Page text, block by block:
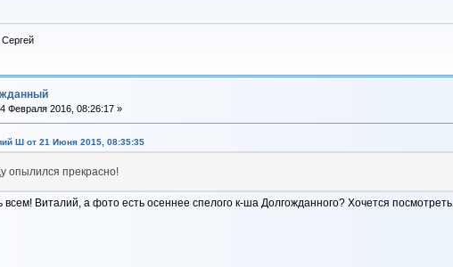
Февраля 2016, 08:26:17 »
Ш от 21 Июня 2015, 08:35:35
опылился прекрасно!
Виталий, а фото есть осеннее спелого к-ша Долгожданного? Хочется посмотреть.